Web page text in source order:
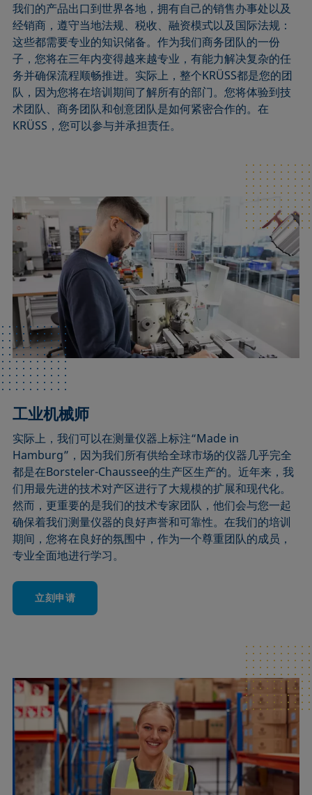
我们的产品出口到世界各地，拥有自己的销售办事处以及
经销商，遵守当地法规、税收、融资模式以及国际法规：
这些都需要专业的知识储备。作为我们商务团队的一份
子，您将在三年内变得越来越专业，有能力解决复杂的任
务并确保流程顺畅推进。实际上，整个KRÜSS都是您的团
队，因为您将在培训期间了解所有的部门。您将体验到技
术团队、商务团队和创意团队是如何紧密合作的。在
KRÜSS，您可以参与并承担责任。
工业机械师
实际上，我们可以在测量仪器上标注“Made in
Hamburg”，因为我们所有供给全球市场的仪器几乎完全
都是在Borsteler-Chaussee的生产区生产的。近年来，我
们用最先进的技术对产区进行了大规模的扩展和现代化。
然而，更重要的是我们的技术专家团队，他们会与您一起
确保着我们测量仪器的良好声誉和可靠性。在我们的培训
期间，您将在良好的氛围中，作为一个尊重团队的成员，
专业全面地进行学习。
立刻申请